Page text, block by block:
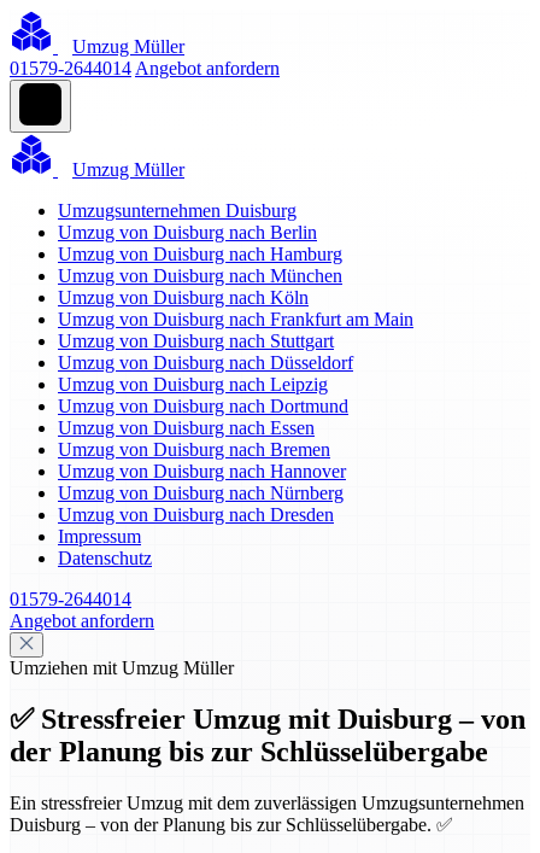
Umzug Müller
01579-2644014 Angebot anfordern
Umzug Müller
Umzugsunternehmen Duisburg
Umzug von Duisburg nach Berlin
Umzug von Duisburg nach Hamburg
Umzug von Duisburg nach München
Umzug von Duisburg nach Köln
Umzug von Duisburg nach Frankfurt am Main
Umzug von Duisburg nach Stuttgart
Umzug von Duisburg nach Düsseldorf
Umzug von Duisburg nach Leipzig
Umzug von Duisburg nach Dortmund
Umzug von Duisburg nach Essen
Umzug von Duisburg nach Bremen
Umzug von Duisburg nach Hannover
Umzug von Duisburg nach Nürnberg
Umzug von Duisburg nach Dresden
Impressum
Datenschutz
01579-2644014
Angebot anfordern
Umziehen mit Umzug Müller
✅ Stressfreier Umzug mit Duisburg – von
der Planung bis zur Schlüsselübergabe
Ein stressfreier Umzug mit dem zuverlässigen Umzugsunternehmen
Duisburg – von der Planung bis zur Schlüsselübergabe. ✅